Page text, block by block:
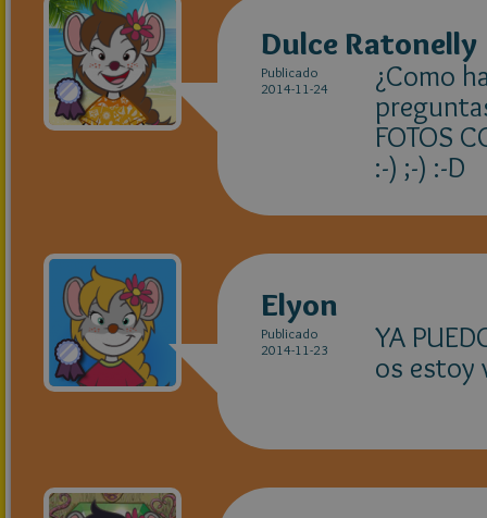
Dulce Ratonelly
Publicado
2014-11-24
¿Como
FOTOS
:-) ;-) :-D
Elyon
Publicado
2014-11-23
YA
os estoy